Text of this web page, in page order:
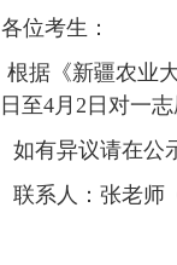
各位考生：
根据《新疆农业
日 至4月 2 日 对一
如有异议请在公
联系人 ： 张老师